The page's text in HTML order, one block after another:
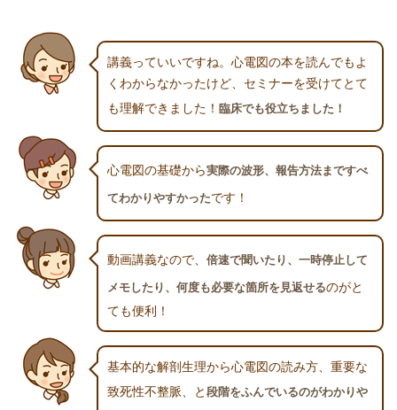
講義っていいですね。心電図の本を読んでもよ
くわからなかったけど、セミナーを受けてとて
も理解できました！ 臨床でも役立ちました！
心電図の基礎から実際の波形、報告方法まですべ
てわかりやすかったです！
動画講義なので、 倍速で聞いたり、一時停止して
メモしたり、何度も必要な箇所を見返せるのがと
ても便利！
基本的な解剖生理から心電図の読み方、重要な
致死性不整脈、と 段階をふんでいるのがわかりや